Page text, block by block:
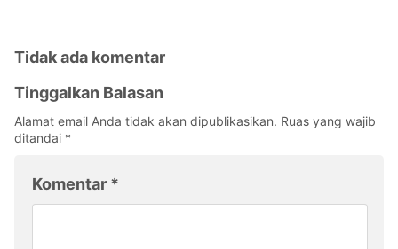
Tidak ada komentar
Tinggalkan Balasan
Alamat email Anda tidak akan dipublikasikan. Ruas yang wajib
ditandai *
Komentar *